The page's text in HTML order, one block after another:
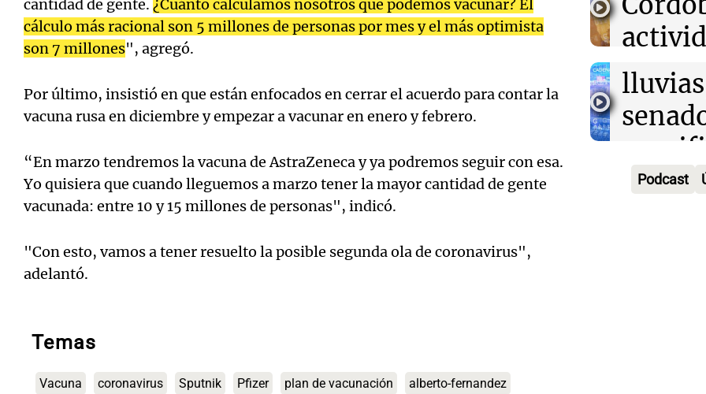
cantidad de gente. ¿Cuánto calculamos nosotros que podemos vacunar? El
cálculo más racional son 5 millones de personas por mes y el más optimista
son 7 millones", agregó.
Por último, insistió en que están enfocados en cerrar el acuerdo para contar la
vacuna rusa en diciembre y empezar a vacunar en enero y febrero.
“En marzo tendremos la vacuna de AstraZeneca y ya podremos seguir con esa.
Yo quisiera que cuando lleguemos a marzo tener la mayor cantidad de gente
vacunada: entre 10 y 15 millones de personas", indicó.
"Con esto, vamos a tener resuelto la posible segunda ola de coronavirus",
adelantó.
Temas
Vacuna coronavirus Sputnik Pfizer plan de vacunación alberto-fernandez
Panorama
Episodios
Panorama
Episodios
Audio.
Podcast